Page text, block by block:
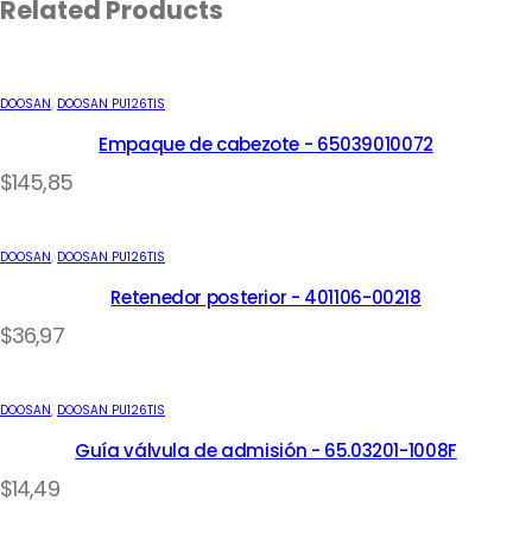
Related Products
DOOSAN, DOOSAN PU126TIS
Empaque de cabezote - 65039010072
$145,85
DOOSAN, DOOSAN PU126TIS
Retenedor posterior - 401106-00218
$36,97
DOOSAN, DOOSAN PU126TIS
Guía válvula de admisión - 65.03201-1008F
$14,49